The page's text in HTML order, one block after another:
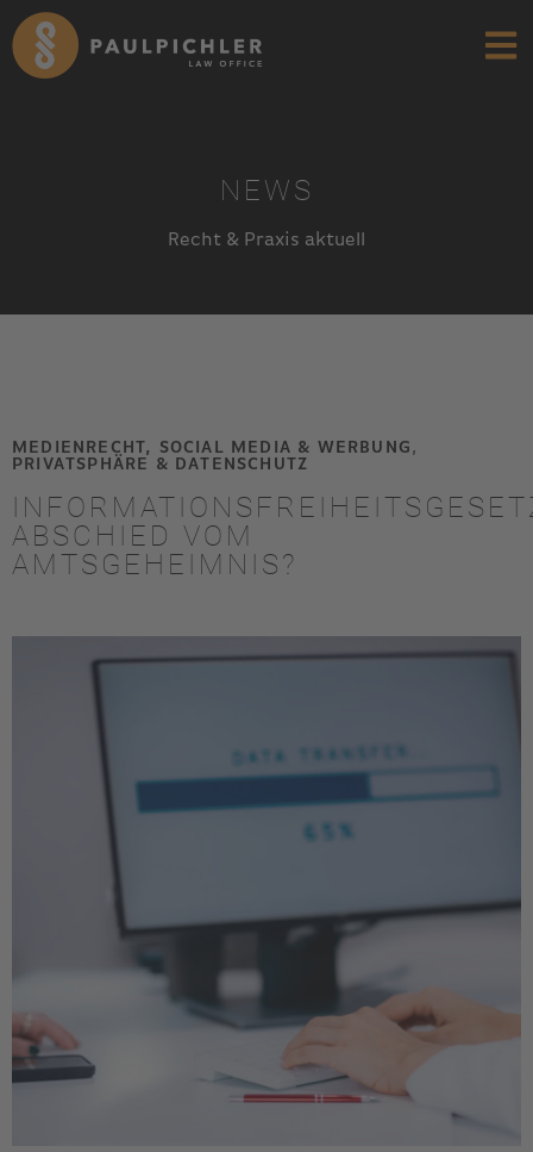
NEWS
Recht & Praxis aktuell
MEDIENRECHT, SOCIAL MEDIA & WERBUNG ,
PRIVATSPHÄRE & DATENSCHUTZ
ABSCHIED VOM
AMTSGEHEIMNIS?